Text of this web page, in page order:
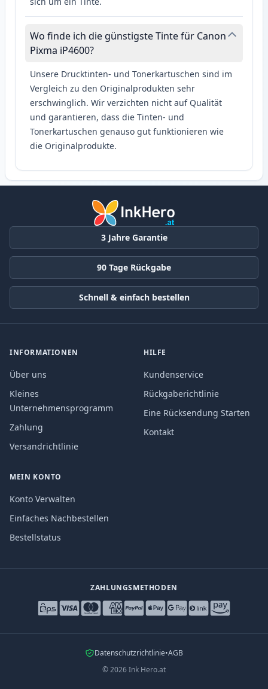
Wo finde ich die günstigste Tinte für Canon
Pixma iP4600?
Unsere Drucktinten- und Tonerkartuschen sind im
Vergleich zu den Originalprodukten sehr
erschwinglich. Wir verzichten nicht auf Qualität
und garantieren, dass die Tinten- und
Tonerkartuschen genauso gut funktionieren wie
die Originalprodukte.
3 Jahre Garantie
90 Tage Rückgabe
Schnell & einfach bestellen
INFORMATIONEN
Über uns
Kleines
Unternehmensprogramm
Zahlung
Versandrichtlinie
HILFE
Kundenservice
Rückgaberichtlinie
Eine Rücksendung Starten
Kontakt
MEIN KONTO
Konto Verwalten
Einfaches Nachbestellen
Bestellstatus
ZAHLUNGSMETHODEN
Datenschutzrichtlinie•AGB
©2026Ink Hero.at